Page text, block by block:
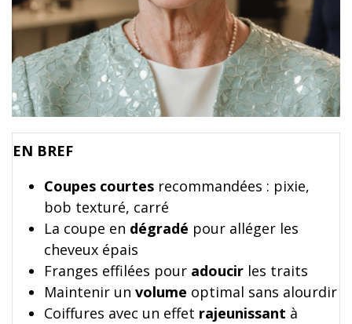
EN BREF
Coupes courtes recommandées : pixie,
bob texturé, carré
La coupe en dégradé pour alléger les
cheveux épais
Franges effilées pour adoucir les traits
Maintenir un volume optimal sans alourdir
Coiffures avec un effet rajeunissant à